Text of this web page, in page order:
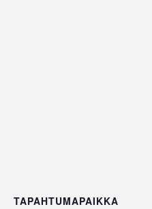
TAPAHTUMAPAIKKA